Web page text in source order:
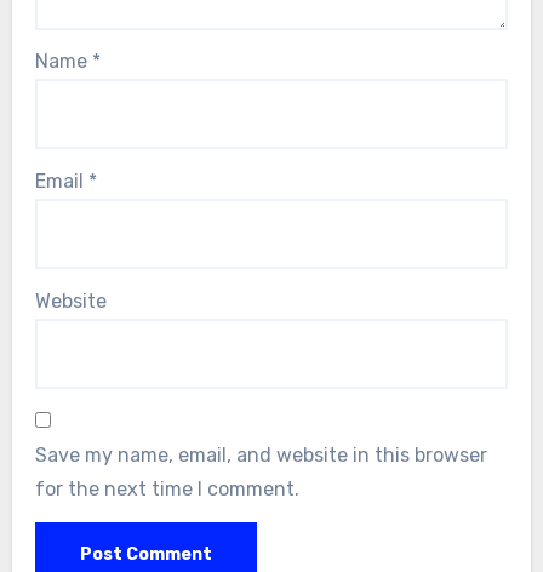
Name *
Email *
Website
Save my name, email, and website in this browser
for the next time I comment.